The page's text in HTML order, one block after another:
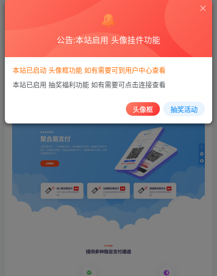
在原来的基础上前后端都做了美化，结合了上个版本的
下载地址：美化版彩虹官方最新版免授权2.0.zip – 蓝奏
云 (lanzoum.com)
公告:本站启用 头像挂件功能
本站已启动 头像框功能 如有需要可到用户中心查看
本站已启用 抽奖福利功能 如有需要可点击连接查看
头像框 抽奖活动